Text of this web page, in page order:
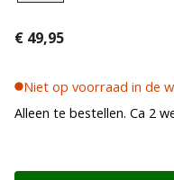
€ 49,95
Niet op voorraad in de
Alleen te bestellen. Ca 2